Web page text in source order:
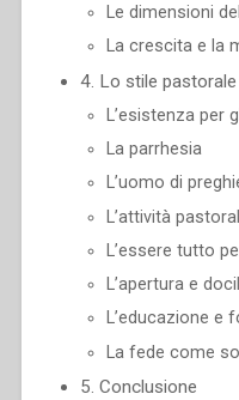
Le dimensioni
La crescita e la
4. Lo stile
L’esistenza per
La parrhesia
L’uomo di
L’attività
L’essere tutto
L’apertura e
L’educazione e
La fede come
5. Conclusione